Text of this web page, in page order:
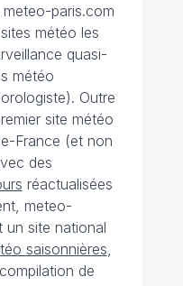
paris.com
météo les
quasi-
météo
Outre
site météo
France (et non
des
réactualisées
meteo-
un site national
saisonnières
de